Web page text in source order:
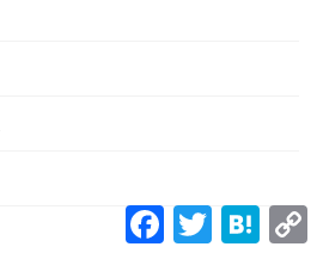
FacebookTwitter Hatena